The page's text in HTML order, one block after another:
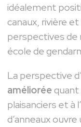
idéalement
canaux, rivière
perspectives de
école de
La perspective
amélioréequant
plaisanciers et à
d’anneaux